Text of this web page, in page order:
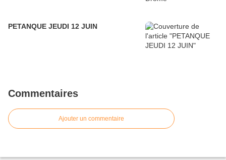
PETANQUE JEUDI 12 JUIN
Commentaires
Ajouter un commentaire